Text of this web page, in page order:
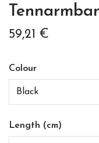
59,21 €
Colour
Black
Length (cm)